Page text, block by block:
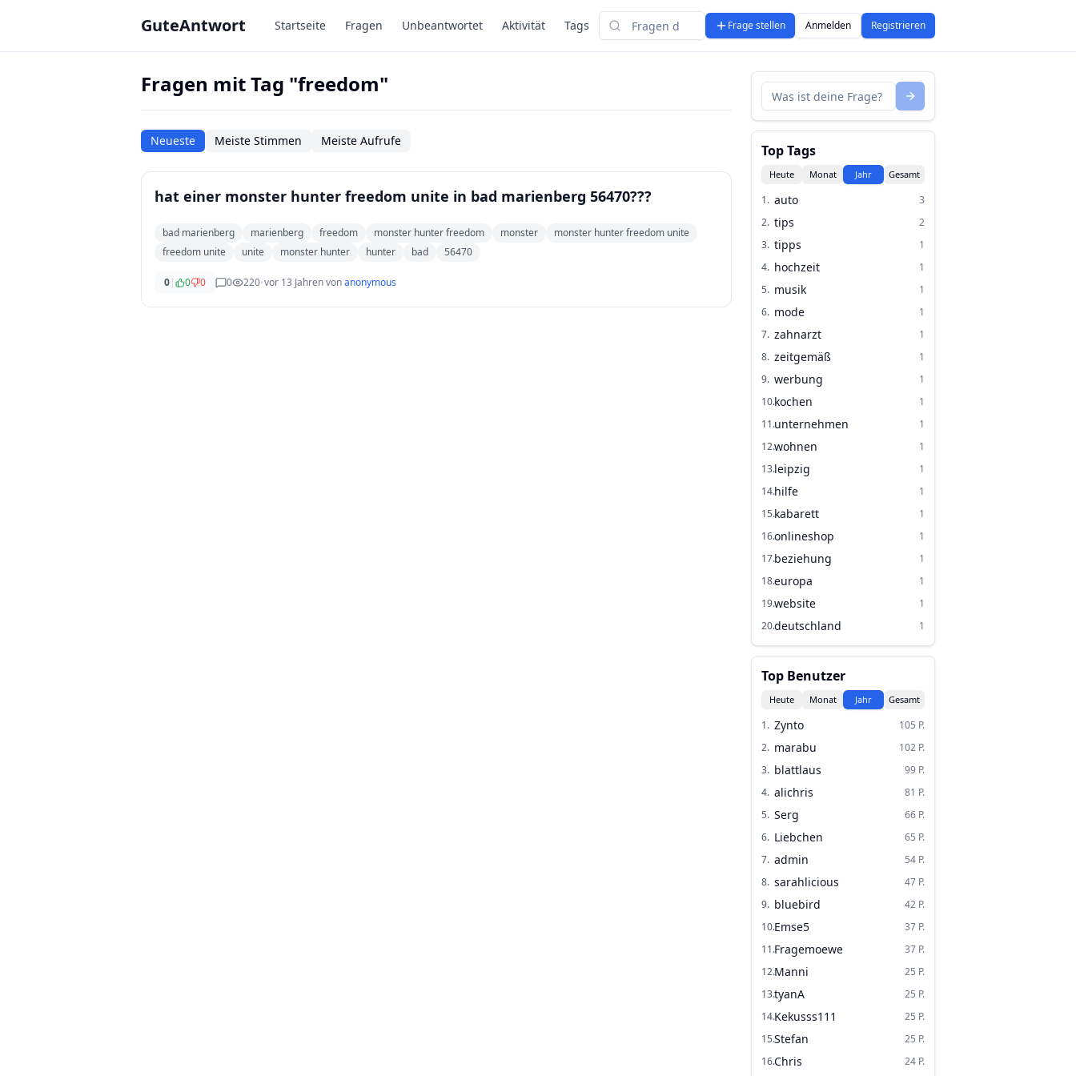
GuteAntwort Startseite Fragen Unbeantwortet Aktivität Tags
Suchen
Frage stellen Anmelden Registrieren
Fragen mit Tag "freedom"
Neueste Meiste Stimmen Meiste Aufrufe
hat einer monster hunter freedom unite in bad marienberg 56470???
bad marienberg marienberg freedom monster hunter freedom monster
monster hunter freedom unite
freedom unite
unite monster hunter hunter bad 56470
0| 0 0 0 220•vor 13 Jahrenvonanonymous
Top Tags
Heute Monat Jahr Gesamt
1. auto
3
2. tips
2
3. tipps
1
4. hochzeit
1
5. musik
1
6. mode
1
7. zahnarzt
1
8. zeitgemäß
1
9. werbung
1
10.kochen
1
11.unternehmen
1
12.wohnen
1
13.leipzig
1
14.hilfe
1
15.kabarett
1
16.onlineshop
1
17.beziehung
1
18.europa
1
19.website
1
20.deutschland 1
Top Benutzer
Heute Monat Jahr Gesamt
1. Zynto 105 P.
2. marabu 102 P.
3. blattlaus 99 P.
4. alichris 81 P.
5. Serg 66 P.
6. Liebchen 65 P.
7. admin 54 P.
8. sarahlicious 47 P.
9. bluebird 42 P.
10.Emse5 37 P.
11.Fragemoewe 37 P.
12.Manni 25 P.
13.tyanA 25 P.
14.Kekusss111 25 P.
15.Stefan 25 P.
16.Chris 24 P.